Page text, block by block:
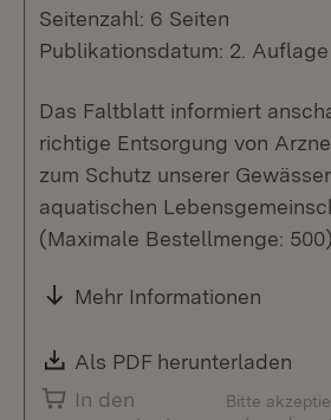
Seitenzahl: 6 Seiten
Publikationsdatum: 2. Auflage
Das Faltblatt informiert
richtige Entsorgung von
zum Schutz unserer
aquatischen
(Maximale Bestellmenge: 500)
Mehr Informationen
Download:
Als PDF herunterladen
In den
Bitte